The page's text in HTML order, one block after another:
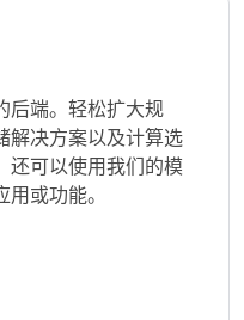
后端。轻松扩大规
解决方案以及计算选
还可以使用我们的模